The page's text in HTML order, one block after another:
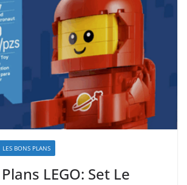
LES BONS PLANS
LEGO: Set Le